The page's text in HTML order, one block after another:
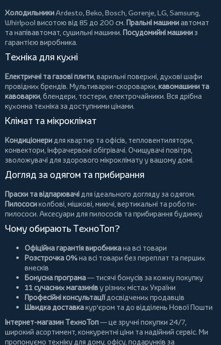
ХолодильникиArdesto,Beko,Bosch,Gorenje,LG,Samsung,
Whirlpool висотою від 85 до 200 см. Пральні машиниавтомат
та напівавтомат,сушильні машини. Посудомийні машиниз
гарантією виробника.
Техніка для кухні
Електричні та газові плити, варильні поверхні, духові шафи
провідних брендів. Мультиварки-скороварки,кавомашини та
кавоварки,блендери, тостери,електрочайники. Вся дрібна
кухонна техніка за доступними цінами.
Клімат та мікроклімат
Кондиціонеридля квартир та офісів, тепловентилятори,
конвектори,інфрачервоні обігрівачі. Очищувачі повітря,
зволожувачі для здорового мікроклімату у вашому домі.
Догляд за одягом та прибирання
Праски та відпарювачідля ідеального догляду за одягом.
Пилососиколбові,мішкові,миючі,вертикальні тароботи-
пилососи. Аксесуари для пилососів та прибирання будинку.
Чому обирають ТехноТоп?
Офіційна гарантія виробникана всі товари
Розстрочка 0%на всі товари без переплат та перших
внесків
Бонусна програма— тисячі бонусів за кожну покупку
11 сучасних магазиніву різних містах України
Професійні консультаціїдосвідчених продавців
Швидка доставкакур'єром та до відділень Нової Пошти
Інтернет-магазин ТехноТоп— це зручні покупки 24/7,
широкий асортимент, конкурентні ціни та надійний сервіс. Ми
пропонуємо техніку для дому, офісу, подарунків за